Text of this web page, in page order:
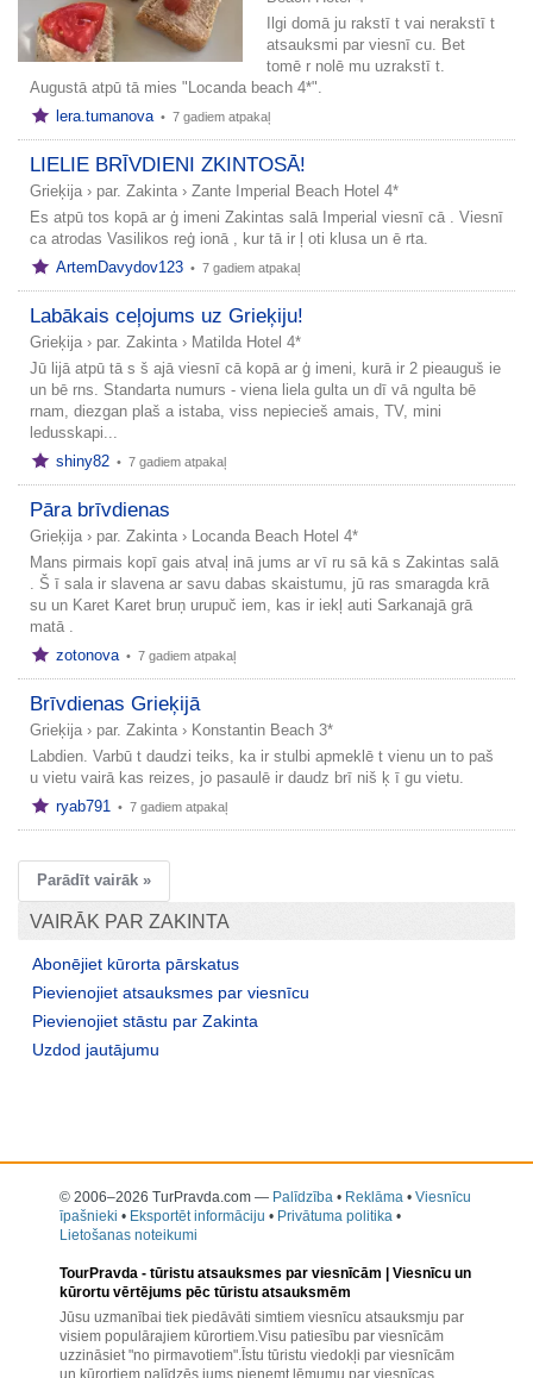
Ilgi domā ju rakstī t vai nerakstī t
atsauksmi par viesnī cu. Bet
tomē r nolē mu uzrakstī t.
Augustā atpū tā mies "Locanda beach 4*".
lera.tumanova • 7 gadiem atpakaļ
LIELIE BRĪVDIENI ZKINTOSĀ!
Grieķija › par. Zakinta › Zante Imperial Beach Hotel 4*
Es atpū tos kopā ar ģ imeni Zakintas salā Imperial viesnī cā . Viesnī
ca atrodas Vasilikos reģ ionā , kur tā ir ļ oti klusa un ē rta.
ArtemDavydov123 • 7 gadiem atpakaļ
Labākais ceļojums uz Grieķiju!
Grieķija › par. Zakinta › Matilda Hotel 4*
Jū lijā atpū tā s š ajā viesnī cā kopā ar ģ imeni, kurā ir 2 pieauguš ie
un bē rns. Standarta numurs - viena liela gulta un dī vā ngulta bē
rnam, diezgan plaš a istaba, viss nepiecieš amais, TV, mini
ledusskapi...
shiny82 • 7 gadiem atpakaļ
Pāra brīvdienas
Grieķija › par. Zakinta ›
Locanda Beach Hotel 4*
Mans pirmais kopī gais atvaļ inā jums ar vī ru sā kā s Zakintas salā
. Š ī sala ir slavena ar savu dabas skaistumu, jū ras smaragda krā
su un Karet Karet bruņ urupuč iem, kas ir iekļ auti Sarkanajā grā
matā .
zotonova • 7 gadiem atpakaļ
Brīvdienas Grieķijā
Grieķija › par. Zakinta › Konstantin Beach 3*
Labdien. Varbū t daudzi teiks, ka ir stulbi apmeklē t vienu un to paš
u vietu vairā kas reizes, jo pasaulē ir daudz brī niš ķ ī gu vietu.
ryab791
• 7 gadiem atpakaļ
Parādīt vairāk »
VAIRĀK PAR ZAKINTA
Abonējiet kūrorta pārskatus
Pievienojiet atsauksmes par viesnīcu
Pievienojiet stāstu par Zakinta
Uzdod jautājumu
© 2006–2026 TurPravda.com — Palīdzība • Reklāma • Viesnīcu
īpašnieki • Eksportēt informāciju • Privātuma politika •
Lietošanas noteikumi
TourPravda - tūristu atsauksmes par viesnīcām | Viesnīcu un
kūrortu vērtējums pēc tūristu atsauksmēm
Jūsu uzmanībai tiek piedāvāti simtiem viesnīcu atsauksmju par
visiem populārajiem kūrortiem.Visu patiesību par viesnīcām
uzzināsiet "no pirmavotiem".Īstu tūristu viedokļi par viesnīcām
un kūrortiem palīdzēs jums pieņemt lēmumu par viesnīcas